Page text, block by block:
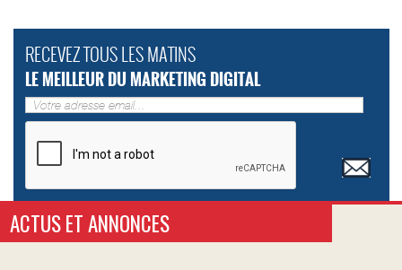
RECEVEZ TOUS LES MATINS
LE MEILLEUR DU MARKETING DIGITAL
ACTUS ET ANNONCES